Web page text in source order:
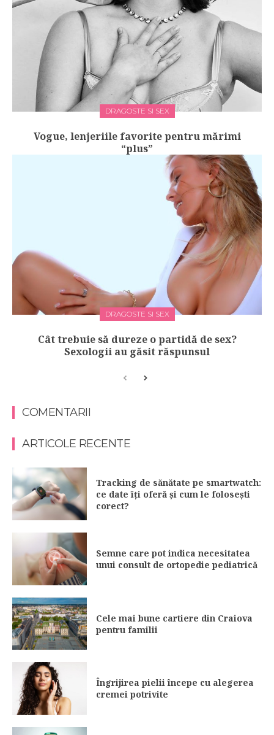
DRAGOSTE SI SEX
Vogue, lenjeriile favorite pentru mărimi
“plus”
DRAGOSTE SI SEX
Cât trebuie să dureze o partidă de sex?
Sexologii au găsit răspunsul
COMENTARII
ARTICOLE RECENTE
Tracking de sănătate pe smartwatch:
ce date îți oferă și cum le folosești
corect?
Semne care pot indica necesitatea
unui consult de ortopedie pediatrică
Cele mai bune cartiere din Craiova
pentru familii
Îngrijirea pielii începe cu alegerea
cremei potrivite